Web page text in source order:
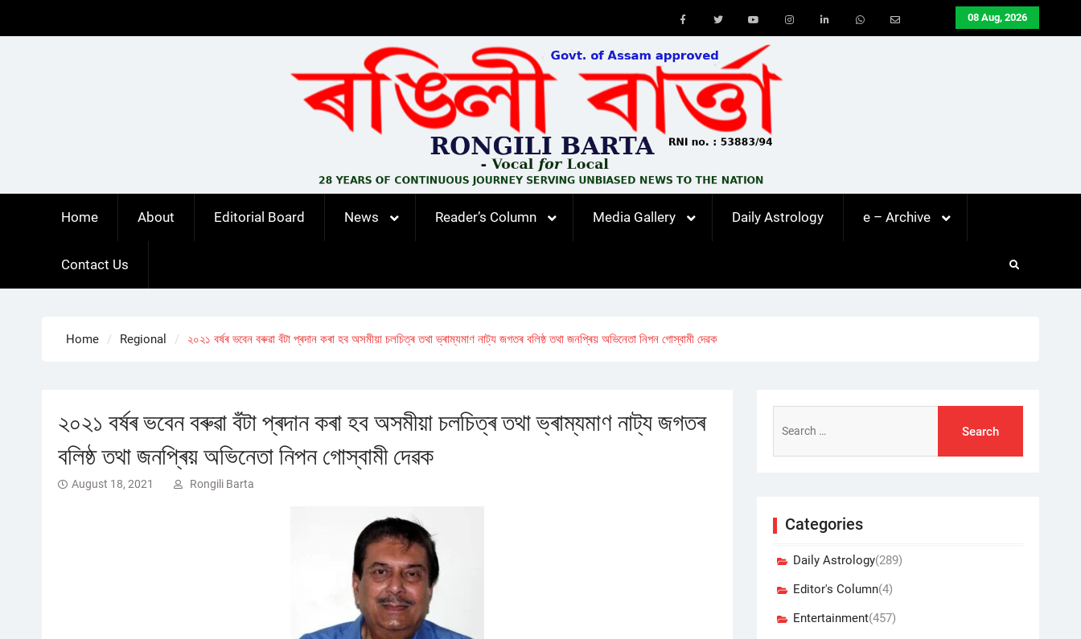
08 Aug, 2026
Youtube
Home About Editorial Board News Reader’s Column Media Gallery Daily Astrology e – Archive
Contact Us
Home Regional ২০২১ বৰ্ষৰ ভবেন বৰুৱা বঁটা প্ৰদান কৰা হব অসমীয়া চলচিত্ৰ তথা ভ্ৰাম্যমাণ নাট্য জগতৰ বলিষ্ঠ তথা জনপ্ৰিয় অভিনেতা নিপন গোস্বামী দেৱক
২০২১ বৰ্ষৰ ভবেন বৰুৱা বঁটা প্ৰদান কৰা হব অসমীয়া চলচিত্ৰ তথা ভ্ৰাম্যমাণ নাট্য জগতৰ
বলিষ্ঠ তথা জনপ্ৰিয় অভিনেতা নিপন গোস্বামী দেৱক
August 18, 2021 Rongili Barta
for:
Categories
Daily Astrology(289)
Editor's Column(4)
Entertainment(457)